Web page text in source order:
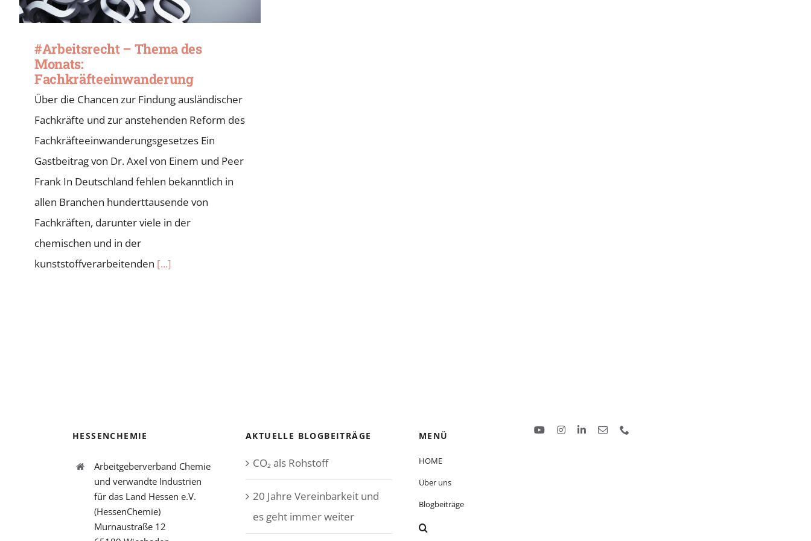
#Arbeitsrecht – Thema des
Monats:
Fachkräfteeinwanderung
Über die Chancen zur Findung ausländischer
Fachkräfte und zur anstehenden Reform des
Fachkräfteeinwanderungsgesetzes Ein
Gastbeitrag von Dr. Axel von Einem und Peer
Frank In Deutschland fehlen bekanntlich in
allen Branchen hunderttausende von
Fachkräften, darunter viele in der
chemischen und in der
kunststoffverarbeitenden [...]
HESSENCHEMIE
Arbeitgeberverband Chemie
und verwandte Industrien
für das Land Hessen e.V.
(HessenChemie)
Murnaustraße 12
AKTUELLE BLOGBEITRÄGE
CO₂ als Rohstoff
20 Jahre Vereinbarkeit und
es geht immer weiter
MENÜ
HOME
Über uns
Blogbeiträge